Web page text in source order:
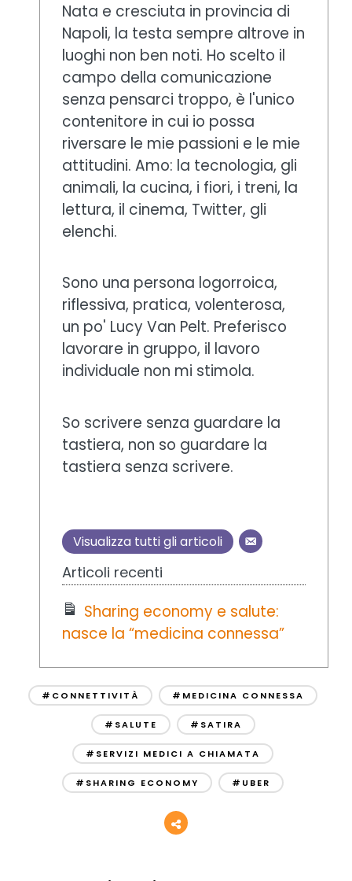
Nata e cresciuta in provincia di
Napoli, la testa sempre altrove in
luoghi non ben noti. Ho scelto il
campo della comunicazione
senza pensarci troppo, è l'unico
contenitore in cui io possa
riversare le mie passioni e le mie
attitudini. Amo: la tecnologia, gli
animali, la cucina, i fiori, i treni, la
lettura, il cinema, Twitter, gli
elenchi.
Sono una persona logorroica,
riflessiva, pratica, volenterosa,
un po' Lucy Van Pelt. Preferisco
lavorare in gruppo, il lavoro
individuale non mi stimola.
So scrivere senza guardare la
tastiera, non so guardare la
tastiera senza scrivere.
Visualizza tutti gli articoli
Articoli recenti
Sharing economy e salute:
nasce la “medicina connessa”
#CONNETTIVITÀ #MEDICINA CONNESSA
#SALUTE #SATIRA
#SERVIZI MEDICI A CHIAMATA
#SHARING ECONOMY #UBER